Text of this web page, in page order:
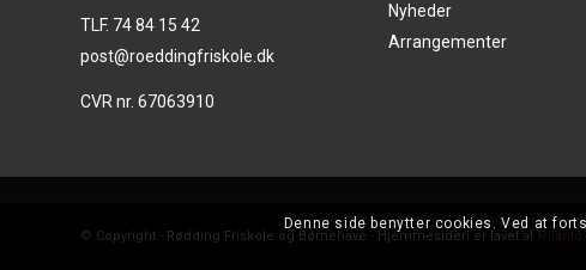
TLF. 74 84 15 42
post@roeddingfriskole.dk
CVR nr. 67063910
Nyheder
Arrangementer
© Copyright - Rødding Friskole og Børnehave - Hjemmesiden er lavet af Pilanto
Denne side benytter cookies. Ved at